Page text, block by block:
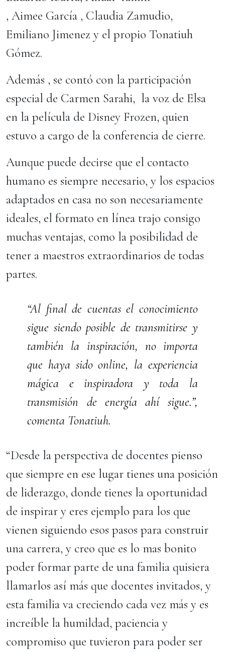
, Aimee García , Claudia Zamudio,
Emiliano Jimenez y el propio Tonatiuh
Gómez.
Además , se contó con la participación
especial de Carmen Sarahi, la voz de Elsa
en la película de Disney Frozen, quien
estuvo a cargo de la conferencia de cierre.
Aunque puede decirse que el contacto
humano es siempre necesario, y los espacios
adaptados en casa no son necesariamente
ideales, el formato en línea trajo consigo
muchas ventajas, como la posibilidad de
tener a maestros extraordinarios de todas
partes.
“Al final de cuentas el conocimiento
sigue siendo posible de transmitirse y
también la inspiración, no importa
que haya sido online, la experiencia
mágica e inspiradora y toda la
transmisión de energía ahí sigue.”,
comenta Tonatiuh.
“Desde la perspectiva de docentes pienso
que siempre en ese lugar tienes una posición
de liderazgo, donde tienes la oportunidad
de inspirar y eres ejemplo para los que
vienen siguiendo esos pasos para construir
una carrera, y creo que es lo mas bonito
poder formar parte de una familia quisiera
llamarlos así más que docentes invitados, y
esta familia va creciendo cada vez más y es
increíble la humildad, paciencia y
compromiso que tuvieron para poder ser